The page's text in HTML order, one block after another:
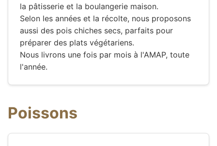
la pâtisserie et la boulangerie maison.
Selon les années et la récolte, nous proposons
aussi des pois chiches secs, parfaits pour
préparer des plats végétariens.
Nous livrons une fois par mois à l'AMAP, toute
l'année.
Poissons